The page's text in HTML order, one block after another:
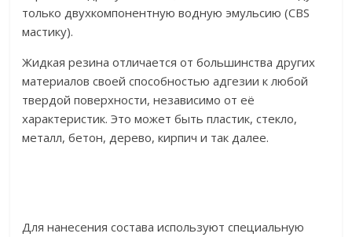
только двухкомпонентную водную эмульсию (CBS
мастику).
Жидкая резина отличается от большинства других
материалов своей способностью адгезии к любой
твердой поверхности, независимо от её
характеристик. Это может быть пластик, стекло,
металл, бетон, дерево, кирпич и так далее.
Для нанесения состава используют специальную